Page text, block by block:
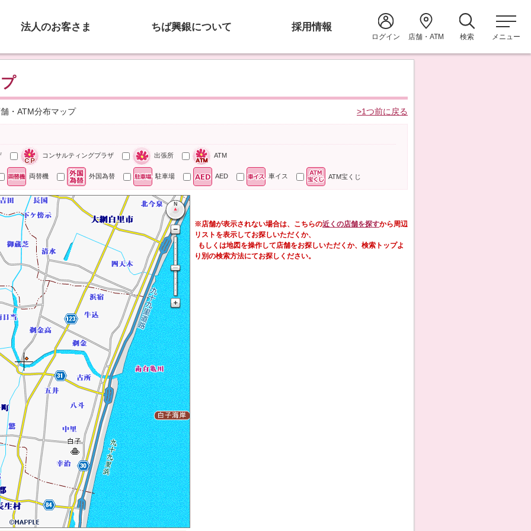
法人のお客さま ちば興銀について 採用情報
ログイン 店舗・ATM 検索 メニュー
・ATM分布マップ >1つ前に戻る
コンサルティングプラザ 出張所 ATM
両替機 外国為替 駐車場 AED 車イス ATM宝くじ
※店舗が表示されない場合は、こちらの近くの店舗を探すから周辺
リストを表示してお探しいただくか、
もしくは地図を操作して店舗をお探しいただくか、検索トップよ
り別の検索方法にてお探しください。